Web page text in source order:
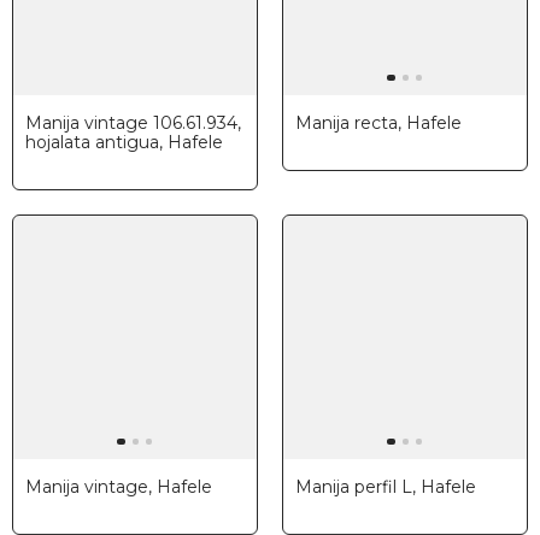
Manija vintage 106.61.934,
hojalata antigua, Hafele
Manija recta, Hafele
Manija vintage, Hafele Manija perfil L, Hafele